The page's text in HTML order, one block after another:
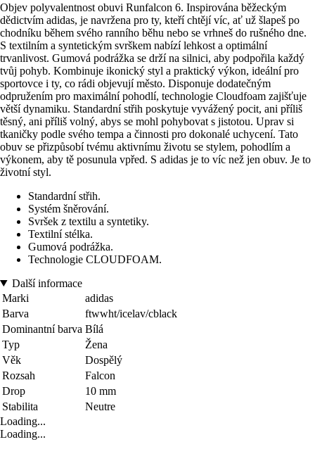
Objev polyvalentnost obuvi Runfalcon 6. Inspirována běžeckým
dědictvím adidas, je navržena pro ty, kteří chtějí víc, ať už šlapeš po
chodníku během svého ranního běhu nebo se vrhneš do rušného dne.
S textilním a syntetickým svrškem nabízí lehkost a optimální
trvanlivost. Gumová podrážka se drží na silnici, aby podpořila každý
tvůj pohyb. Kombinuje ikonický styl a praktický výkon, ideální pro
sportovce i ty, co rádi objevují město. Disponuje dodatečným
odpružením pro maximální pohodlí, technologie Cloudfoam zajišťuje
větší dynamiku. Standardní střih poskytuje vyvážený pocit, ani příliš
těsný, ani příliš volný, abys se mohl pohybovat s jistotou. Uprav si
tkaničky podle svého tempa a činnosti pro dokonalé uchycení. Tato
obuv se přizpůsobí tvému aktivnímu životu se stylem, pohodlím a
výkonem, aby tě posunula vpřed. S adidas je to víc než jen obuv. Je to
životní styl.
Standardní střih.
Systém šněrování.
Svršek z textilu a syntetiky.
Textilní stélka.
Gumová podrážka.
Technologie CLOUDFOAM.
Další informace
Marki
adidas
Barva
ftwwht/icelav/cblack
Dominantní barva Bílá
Typ
Žena
Věk
Dospělý
Rozsah
Falcon
Drop
10 mm
Stabilita
Neutre
Loading...
Loading...